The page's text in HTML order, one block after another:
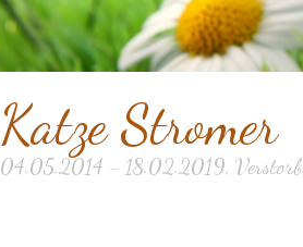
Katze Stromer
04.05.2014 - 18.02.2019,